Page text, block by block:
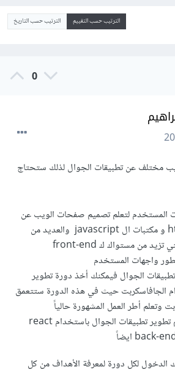
الترتيب حسب التقييم الترتيب حسب التاريخ
0
مختلف عن تطبيقات الجوال لذلك ستحتاج
المستخدم لتعلم تصميم صفحات الويب عن
طريق ال html css و مكتبات ال javascript والعديد من
التقنيات الأخرى التي تزيد من مستواك ك front-end
تطبيقات الجوال فيمكنك أخذ دورة تطوير
الجافاسكربت حيث في هذه الدورة ستتعمق
وتعلم أطر العمل المشهورة حالياً
لجافاسكربت و تعلم تطوير تطبيقات الجوال باستخدام react
الدخول لكل دورة لمعرفة الأهداف من كل